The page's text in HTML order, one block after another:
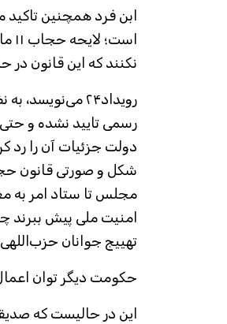
ابن فرد همچنین
نکنند که این قانون در
رویداد۲۴
رسمی تایید نشده و
دولت جزئیات آن را رد
شکل و صورتی قانون
مجلس تا ستاد امر به
امنیت ملی پیش ببرند
تهییج جوانان
حکومت دیگر توان
این در حالیست که